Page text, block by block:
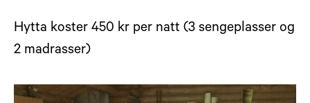
Hytta koster 450 kr per natt (3 sengeplasser og
2 madrasser)